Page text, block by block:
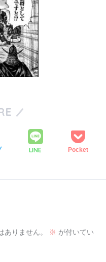
LINE Pocket
ありません。 ※ が付いてい